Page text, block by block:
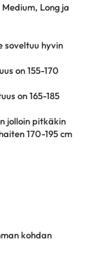
Long ja
soveltuu hyvin
on 155-170
on 165-185
jolloin pitkäkin
170-195 cm
kohdan